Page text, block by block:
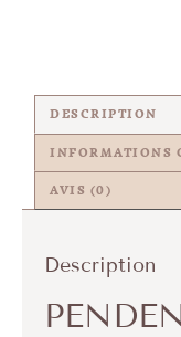
DESCRIPTION
INFORMATIONS
AVIS (0)
Description